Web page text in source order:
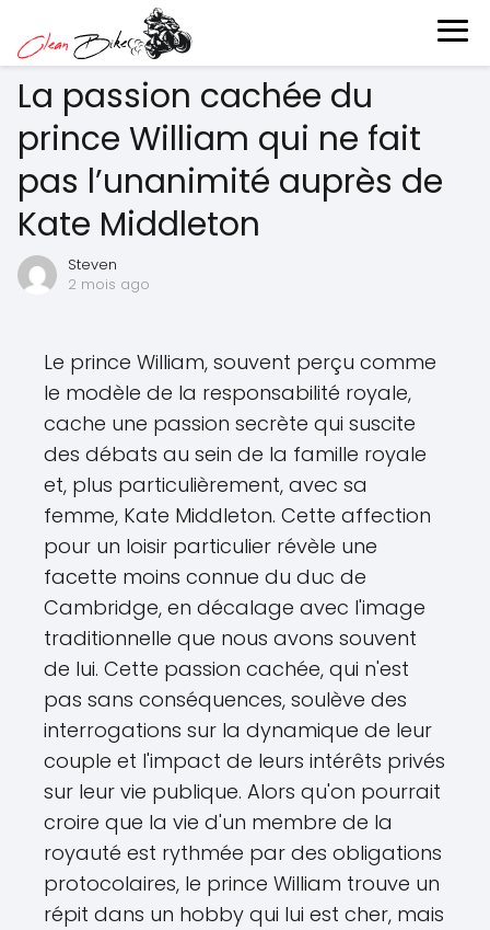
La passion cachée du
prince William qui ne fait
pas l’unanimité auprès de
Kate Middleton
Steven
2 mois ago
Le prince William, souvent perçu comme
le modèle de la responsabilité royale,
cache une passion secrète qui suscite
des débats au sein de la famille royale
et, plus particulièrement, avec sa
femme, Kate Middleton. Cette affection
pour un loisir particulier révèle une
facette moins connue du duc de
Cambridge, en décalage avec l'image
traditionnelle que nous avons souvent
de lui. Cette passion cachée, qui n'est
pas sans conséquences, soulève des
interrogations sur la dynamique de leur
couple et l'impact de leurs intérêts privés
sur leur vie publique. Alors qu'on pourrait
croire que la vie d'un membre de la
royauté est rythmée par des obligations
protocolaires, le prince William trouve un
répit dans un hobby qui lui est cher, mais